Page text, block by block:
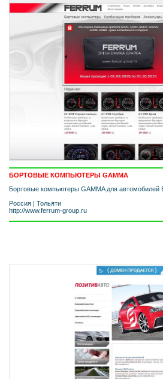
БОРТОВЫЕ КОМПЬЮТЕРЫ GAMMA
Бортовые компьютеры GAMMA для
Россия | Тольяти
http://www.ferrum-group.ru